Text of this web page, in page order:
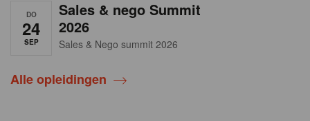
DO
24
SEP
Sales & nego Summit
2026
Sales & Nego summit 2026
Alle opleidingen